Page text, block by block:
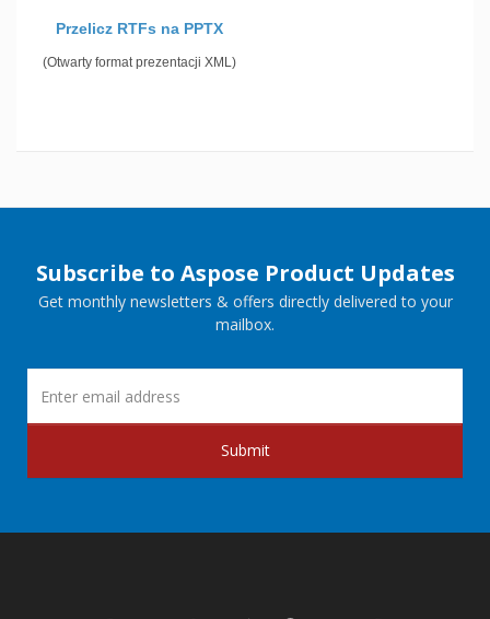
Przelicz RTFs na PPTX
(Otwarty format prezentacji XML)
Subscribe to Aspose Product Updates
Get monthly newsletters & offers directly delivered to your
mailbox.
Submit